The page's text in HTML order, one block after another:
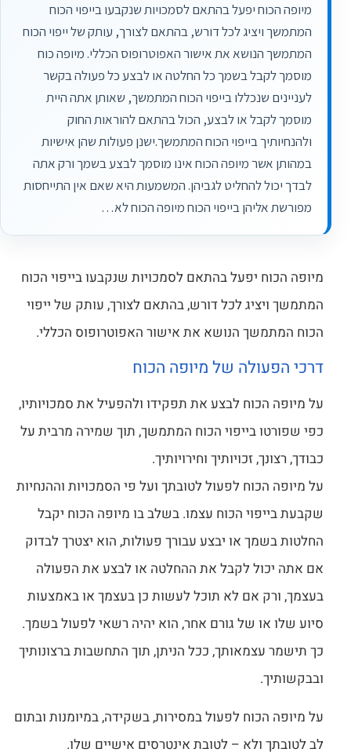
מיופה הכוח יפעל בהתאם לסמכויות שנקבעו בייפוי הכוח
המתמשך ויציג לכל דורש, בהתאם לצורך, עותק של ייפוי הכוח
המתמשך הנושא את אישור האפוטרופוס הכללי. מיופה כוח
מוסמך לקבל בשמך כל החלטה או לבצע כל פעולה בקשר
לעניינים שנכללו בייפוי הכוח המתמשך, שאותן אתה היית
מוסמך לקבל או לבצע, הכול בהתאם להוראות החוק
ולהנחיותיך בייפוי הכוח המתמשך.ישנן פעולות שהן אישיות
במהותן אשר מיופה הכוח אינו מוסמך לבצע בשמך ורק אתה
לבדך יכול להחליט לגביהן. המשמעות היא שאם אין התייחסות
מפורשת אליהן בייפוי הכוח מיופה הכוח לא…
מיופה הכוח יפעל בהתאם לסמכויות שנקבעו בייפוי הכוח
המתמשך ויציג לכל דורש, בהתאם לצורך, עותק של ייפוי
הכוח המתמשך הנושא את אישור האפוטרופוס הכללי.
דרכי הפעולה של מיופה הכוח
על מיופה הכוח לבצע את תפקידו ולהפעיל את סמכויותיו,
כפי שפורטו בייפוי הכוח המתמשך, תוך שמירה מרבית על
כבודך, רצונך, זכויותיך וחירויותיך.
על מיופה הכוח לפעול לטובתך ועל פי הסמכויות וההנחיות
שקבעת בייפוי הכוח עצמו. בשלב בו מיופה הכוח יקבל
החלטות בשמך או יבצע עבורך פעולות, הוא יצטרך לבדוק
אם אתה יכול לקבל את ההחלטה או לבצע את הפעולה
בעצמך, ורק אם לא תוכל לעשות כן בעצמך או באמצעות
סיוע שלו או של גורם אחר, הוא יהיה רשאי לפעול בשמך.
כך תישמר עצמאותך, ככל הניתן, תוך התחשבות ברצונותיך
ובבקשותיך.
על מיופה הכוח לפעול במסירות, בשקידה, במיומנות ובתום
לב לטובתך ולא – לטובת אינטרסים אישיים שלו.